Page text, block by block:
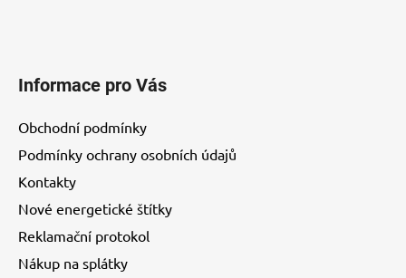
Informace pro Vás
Obchodní podmínky
Podmínky ochrany osobních údajů
Kontakty
Nové energetické štítky
Reklamační protokol
Nákup na splátky